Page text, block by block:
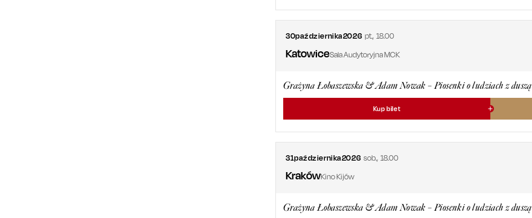
30października2026 pt.,18.00
KatowiceSala Audytoryjna MCK
Grażyna Łobaszewska & Adam Nowak – Piosenki o ludziach z duszą
Kup bilet
31października2026 sob.,18.00
KrakówKino Kijów
Grażyna Łobaszewska & Adam Nowak – Piosenki o ludziach z duszą